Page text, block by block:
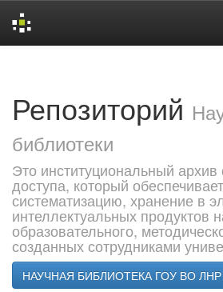
Репозиторий
библиотеки
Это институциональный архив
доступа, который
систематизацию, хранение в
интеллектуальных продуктов
образовательного,
созданных сотрудниками
НАУЧНАЯ БИБЛИОТЕКА ГОУ ВО ЛНР